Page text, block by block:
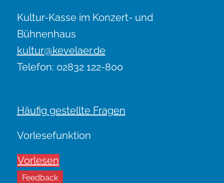
Kultur-Kasse im Konzert- und
Bühnenhaus
kultur@kevelaer.de
Telefon: 02832 122-800
Häufig gestellte Fragen
Vorlesefunktion
Vorlesen
Feedback